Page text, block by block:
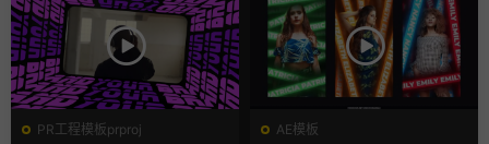
PR工程模板prproj
AE模板